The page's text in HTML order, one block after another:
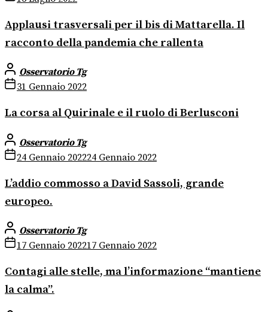
Applausi trasversali per il bis di Mattarella. Il
racconto della pandemia che rallenta
Osservatorio Tg
31 Gennaio 2022
La corsa al Quirinale e il ruolo di Berlusconi
Osservatorio Tg
24 Gennaio 202224 Gennaio 2022
L’addio commosso a David Sassoli, grande
europeo.
Osservatorio Tg
17 Gennaio 202217 Gennaio 2022
Contagi alle stelle, ma l’informazione “mantiene
la calma”.